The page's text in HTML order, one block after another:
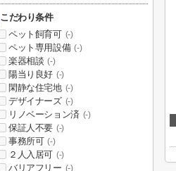
こだわり条件
ペット飼育可 (-)
ペット専用設備 (-)
楽器相談 (-)
陽当り良好 (-)
閑静な住宅地 (-)
デザイナーズ (-)
リノベーション済 (-)
保証人不要 (-)
事務所可 (-)
２人入居可 (-)
バリアフリー (-)